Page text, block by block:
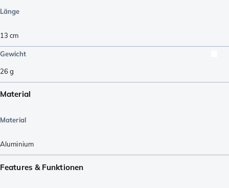
Länge
13 cm
Gewicht
26g
Material
Material
Aluminium
Features & Funktionen